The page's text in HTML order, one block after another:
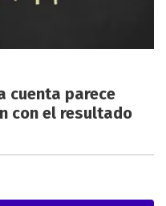
cuenta parece
con el resultado